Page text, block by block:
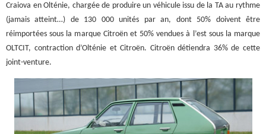
Craiova en Olténie, chargée de produire un véhicule issu de la TA au rythme
(jamais atteint…) de 130 000 unités par an, dont 50% doivent être
réimportées sous la marque Citroën et 50% vendues à l’est sous la marque
OLTCIT, contraction d’Olténie et Citroën. Citroën détiendra 36% de cette
joint-venture.